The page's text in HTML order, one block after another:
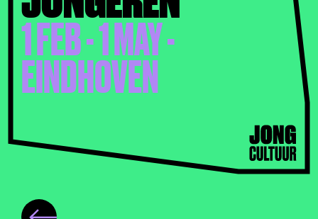
1 FEB - 1 MAY -
EINDHOVEN